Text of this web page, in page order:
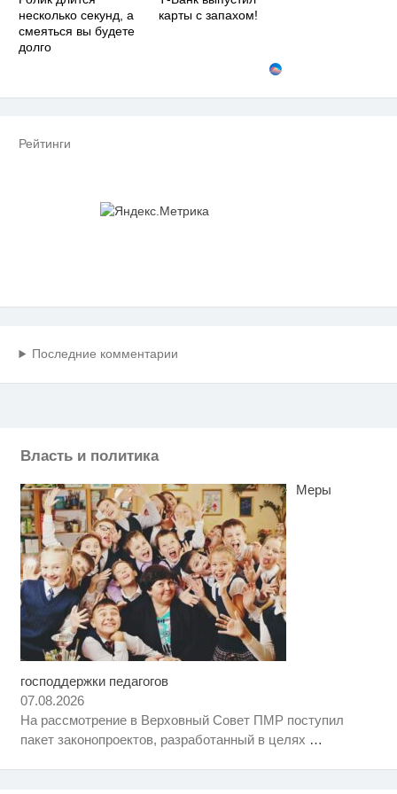
несколько секунд, а
смеяться вы будете
долго
карты с запахом!
Рейтинги
Последние комментарии
Власть и политика
Меры
господдержки педагогов
07.08.2026
На рассмотрение в Верховный Совет ПМР поступил
пакет законопроектов, разработанный в целях …
Скрытая камера на пляже
Ролик длится несколько секунд,
а смеяться вы будете долго